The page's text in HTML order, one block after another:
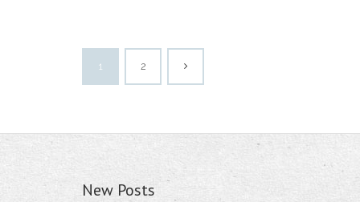
1 2
New Posts